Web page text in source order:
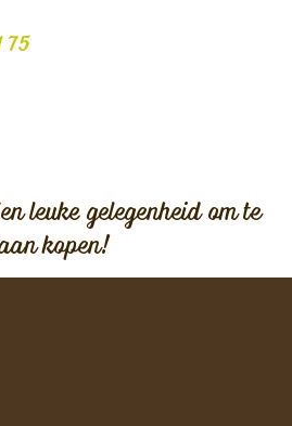
75
leuke gelegenheid om te
kopen!